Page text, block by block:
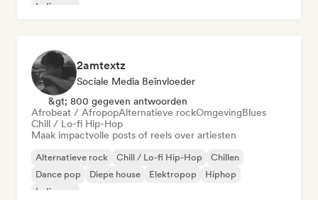
Indie pop
2amtextz
Sociale Media Beïnvloeder
&gt; 800 gegeven antwoorden
Afrobeat / AfropopAlternatieve rockOmgevingBlues
Chill / Lo-fi Hip-Hop
Maak impactvolle posts of reels over artiesten
Alternatieve rock Chill / Lo-fi Hip-Hop
Chillen
Dance pop
Diepe house Elektropop
Hiphop
Indie pop